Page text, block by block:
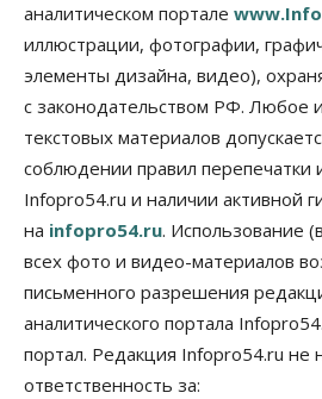
Бизнес Недвижимость
Продажи жилья в
09 Августа 2026, 18:00
Бизнес Общество
Новосибирцы купили почти
безлактозной молочной
09 Августа 2026, 17:00
Бизнес Власть
Транспортный коридор
строить по концессии
09 Августа 2026, 16:00
аналитическом портале
иллюстрации, фотографии,
элементы дизайна, видео),
с законодательством РФ. Любое
текстовых материалов
соблюдении правил перепечатки
Infopro54.ru и наличии активной
на infopro54.ru. Использование
всех фото и видео-материалов
письменного разрешения
аналитического портала
портал. Редакция Infopro54.ru не
ответственность за: